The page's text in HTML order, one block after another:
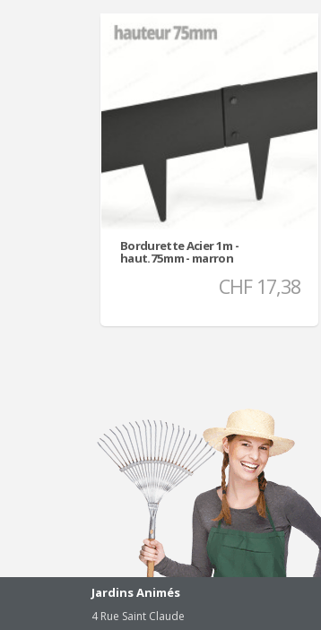
Bordurette Acier 1m -
haut.75mm - marron
CHF 17,38
Jardins Animés
4 Rue Saint Claude